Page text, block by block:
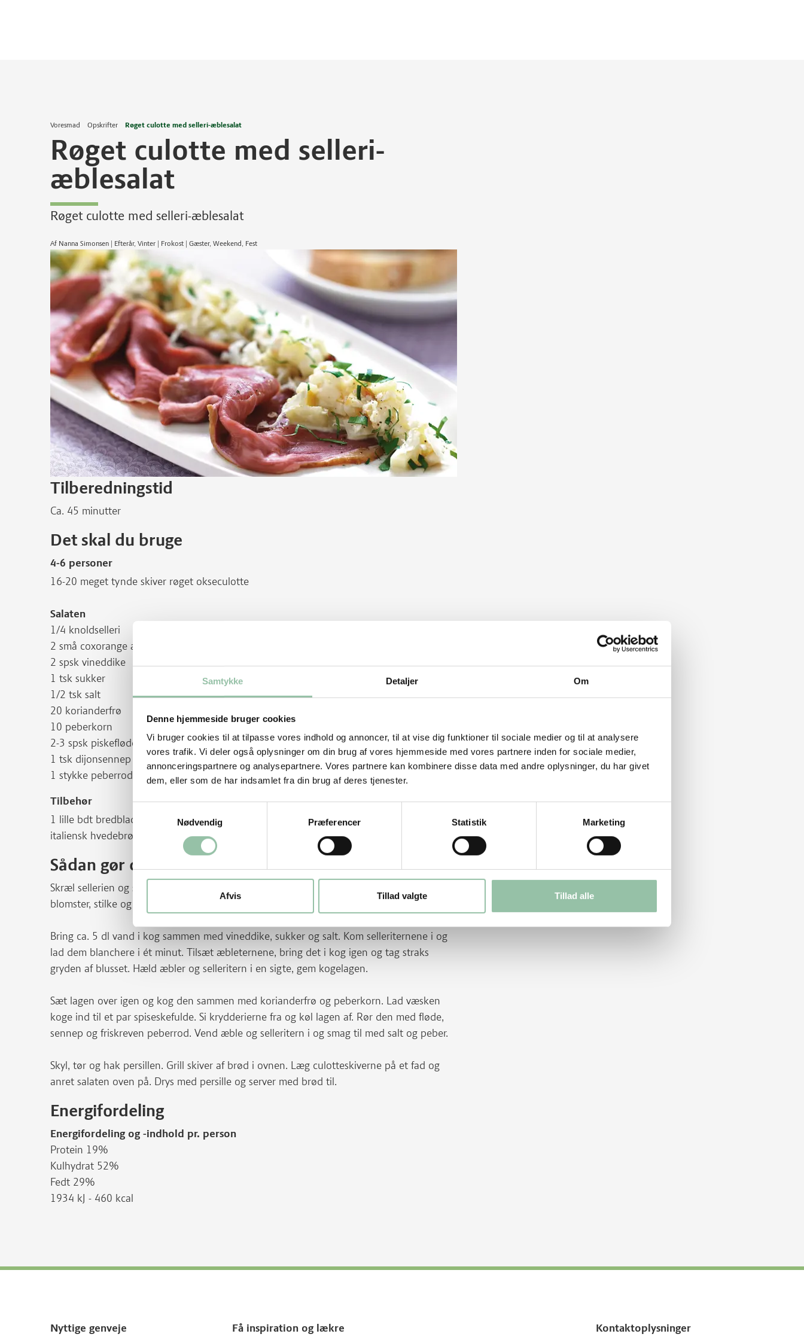
Samtykke Detaljer Om
Denne hjemmeside bruger cookies
Vi bruger cookies til at tilpasse vores indhold og annoncer, til at vise dig funktioner til sociale medier og til at analysere
vores trafik. Vi deler også oplysninger om din brug af vores hjemmeside med vores partnere inden for sociale medier,
annonceringspartnere og analysepartnere. Vores partnere kan kombinere disse data med andre oplysninger, du har givet
dem, eller som de har indsamlet fra din brug af deres tjenester.
Nødvendig
Præferencer Statistik Marketing
Afvis Tillad valgte Tillad alle
Voresmad Opskrifter Røget culotte med selleri-æblesalat
Røget culotte med selleri-
æblesalat
Røget culotte med selleri-æblesalat
Af Nanna Simonsen | Efterår, Vinter | Frokost | Gæster, Weekend, Fest
Tilberedningstid
Ca. 45 minutter
Det skal du bruge
4-6 personer
16-20 meget tynde skiver røget okseculotte
Salaten
1/4 knoldselleri
2 små coxorange æbler
2 spsk vineddike
1 tsk sukker
1/2 tsk salt
20 korianderfrø
10 peberkorn
2-3 spsk piskefløde
1 tsk dijonsennep
1 stykke peberrod
Tilbehør
1 lille bdt bredbladet persille
italiensk hvedebrød
Sådan gør du
Skræl sellerien og skær den i meget små tern. Skyl æblerne, skær dem i kvarte og fjern
blomster, stilke og kernehuse. Skær æblebådene i tern der passer til sellerien.
Bring ca. 5 dl vand i kog sammen med vineddike, sukker og salt. Kom selleriternene i og
lad dem blanchere i ét minut. Tilsæt æbleternene, bring det i kog igen og tag straks
gryden af blusset. Hæld æbler og selleritern i en sigte, gem kogelagen.
Sæt lagen over igen og kog den sammen med korianderfrø og peberkorn. Lad væsken
koge ind til et par spiseskefulde. Si krydderierne fra og køl lagen af. Rør den med fløde,
sennep og friskreven peberrod. Vend æble og selleritern i og smag til med salt og peber.
Skyl, tør og hak persillen. Grill skiver af brød i ovnen. Læg culotteskiverne på et fad og
anret salaten oven på. Drys med persille og server med brød til.
Energifordeling
Energifordeling og -indhold pr. person
Protein 19%
Kulhydrat 52%
Fedt 29%
1934 kJ - 460 kcal
Nyttige genveje
Få inspiration og lækre
Kontaktoplysninger